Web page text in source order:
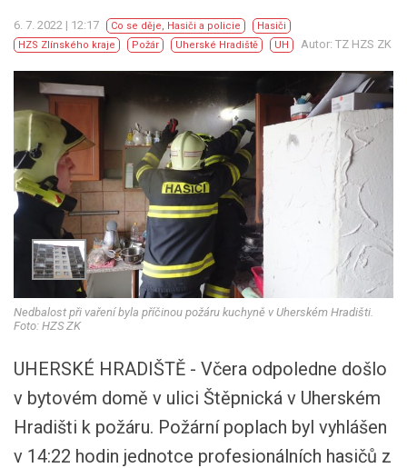
6. 7. 2022 | 12:17 Co se děje, Hasiči a policie
Hasiči
HZS Zlínského kraje
Požár Uherské Hradiště UH Autor: TZ HZS ZK
Nedbalost při vaření byla příčinou požáru kuchyně v Uherském Hradišti.
Foto: HZS ZK
UHERSKÉ HRADIŠTĚ - Včera odpoledne došlo
v bytovém domě v ulici Štěpnická v Uherském
Hradišti k požáru. Požární poplach byl vyhlášen
v 14:22 hodin jednotce profesionálních hasičů z